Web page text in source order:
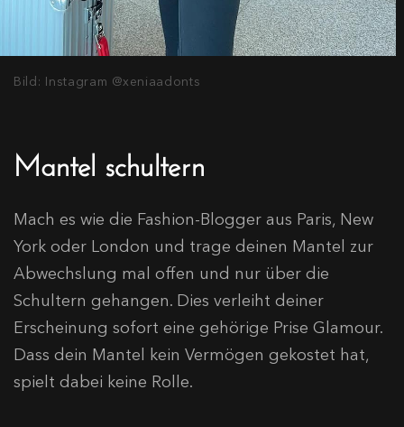
Bild: Instagram @xeniaadonts
Mantel schultern
Mach es wie die Fashion-Blogger aus Paris, New
York oder London und trage deinen Mantel zur
Abwechslung mal offen und nur über die
Schultern gehangen. Dies verleiht deiner
Erscheinung sofort eine gehörige Prise Glamour.
Dass dein Mantel kein Vermögen gekostet hat,
spielt dabei keine Rolle.